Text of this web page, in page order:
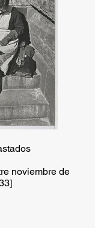
noviembre de